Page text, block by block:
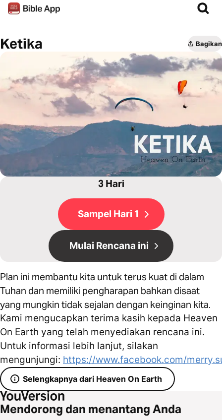
Ketika Bagikan
3 Hari
Sampel Hari 1
Mulai Rencana ini
Plan ini membantu kita untuk terus kuat di dalam
Tuhan dan memiliki pengharapan bahkan disaat
yang mungkin tidak sejalan dengan keinginan kita.
Kami mengucapkan terima kasih kepada Heaven
On Earth yang telah menyediakan rencana ini.
Untuk informasi lebih lanjut, silakan
mengunjungi: https://www.facebook.com/
Selengkapnya dari Heaven On Earth
Mendorong dan menantang Anda